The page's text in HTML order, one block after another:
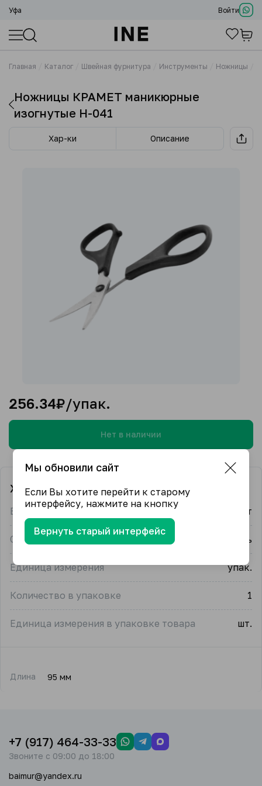
Уфа Войти
Главная Каталог Швейная фурнитура Инструменты Ножницы
Ножницы КРАМЕТ маникюрные
изогнутые H-041
Хар-ки Описание
256.34₽/упак.
Нет в наличии
Характеристики
Бренд Крамет
Страна-производитель Беларусь
Единица измерения упак.
Количество в упаковке 1
Единица измерения в упаковке товара шт.
Длина 95 мм
+7 (917) 464-33-33
Звоните с 09:00 до 18:00
baimur@yandex.ru
Мы обновили сайт
Если Вы хотите перейти к старому
интерфейсу, нажмите на кнопку
Вернуть старый интерфейс